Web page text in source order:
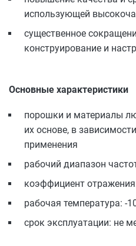
использующей
существенное
конструирование и
Основные характеристики
порошки и материалы
их основе, в
применения
рабочий диапазон
коэффициент
рабочая температура: -
срок эксплуатации: не